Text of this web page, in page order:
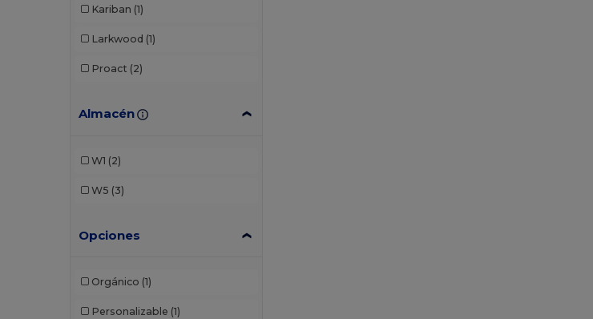
Kariban (1)
Larkwood (1)
Proact (2)
Almacén
W1 (2)
W5 (3)
Opciones
Orgánico (1)
Personalizable (1)